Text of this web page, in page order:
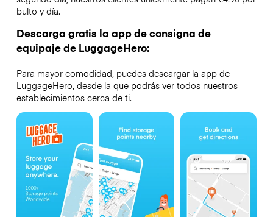
bulto y día.
Descarga gratis la app de consigna de
equipaje de LuggageHero:
Para mayor comodidad, puedes descargar la app de
LuggageHero, desde la que podrás ver todos nuestros
establecimientos cerca de ti.